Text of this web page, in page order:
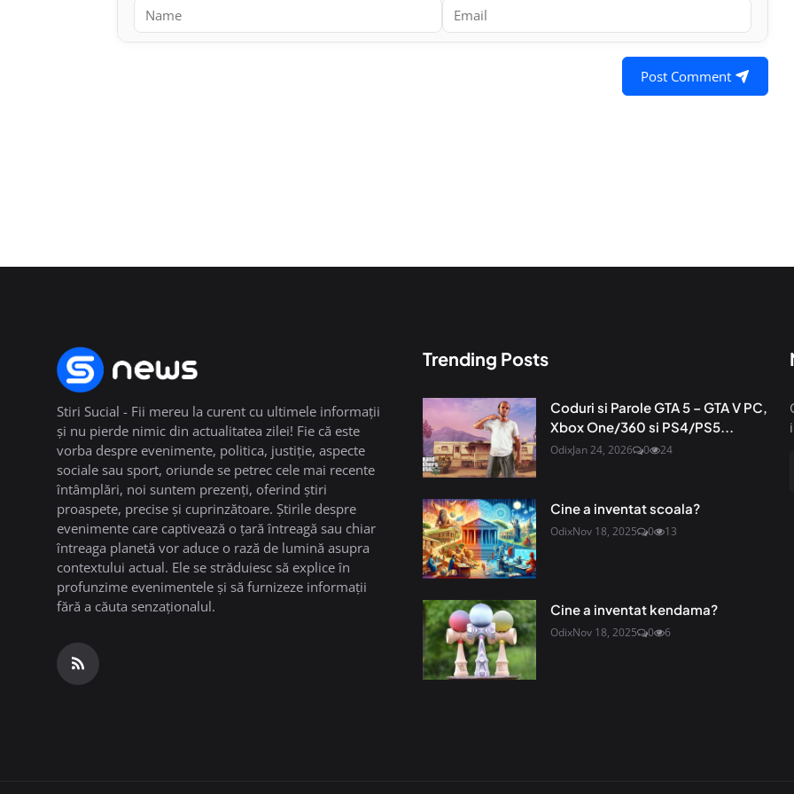
Post Comment
Stiri Sucial - Fii mereu la curent cu ultimele informații
și nu pierde nimic din actualitatea zilei! Fie că este
vorba despre evenimente, politica, justiție, aspecte
sociale sau sport, oriunde se petrec cele mai recente
întâmplări, noi suntem prezenți, oferind știri
proaspete, precise și cuprinzătoare. Știrile despre
evenimente care captivează o țară întreagă sau chiar
întreaga planetă vor aduce o rază de lumină asupra
contextului actual. Ele se străduiesc să explice în
profunzime evenimentele și să furnizeze informații
fără a căuta senzaționalul.
Trending Posts
Coduri si Parole GTA 5 – GTA V PC,
Xbox One/360 si PS4/PS5...
OdixJan 24, 2026 0 24
Cine a inventat scoala?
OdixNov 18, 2025 0 13
Cine a inventat kendama?
OdixNov 18, 2025 0 6